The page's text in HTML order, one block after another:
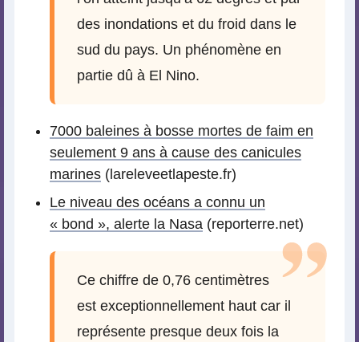
des inondations et du froid dans le
sud du pays. Un phénomène en
partie dû à El Nino.
7000 baleines à bosse mortes de faim en
seulement 9 ans à cause des canicules
marines (lareleveetlapeste.fr)
Le niveau des océans a connu un
« bond », alerte la Nasa (reporterre.net)
Ce chiffre de 0,76 centimètres
est exceptionnellement haut car il
représente presque deux fois la